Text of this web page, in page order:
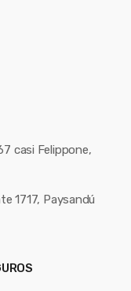
casi Felippone,
1717, Paysandú